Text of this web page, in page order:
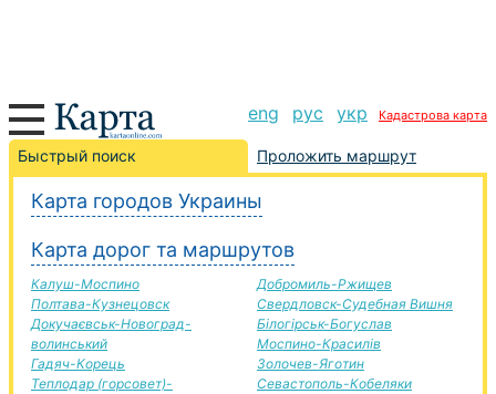
eng рус укр Кадастрова карта
Быстрый поиск Проложить маршрут
Карта городов Украины
Карта дорог та маршрутов
Калуш-Моспино
Полтава-Кузнецовск
Докучаєвськ-Новоград-
волинський
Гадяч-Корець
Теплодар (горсовет)-
Добромиль-Ржищев
Свердловск-Судебная Вишня
Білогірськ-Богуслав
Моспино-Красилів
Золочев-Яготин
Севастополь-Кобеляки
Балаклея-Джанкой дорога, маршрут Балаклея-
Джанкой, автомобильная дорога
+
−